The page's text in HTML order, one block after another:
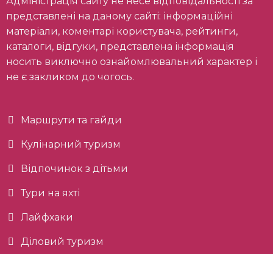
представлені на даному сайті: інформаційні
матеріали, коментарі користувача, рейтинги,
каталоги, відгуки, представлена інформація
носить виключно ознайомлювальний характер і
не є закликом до чогось.
Маршрути та гайди
Кулінарний туризм
Відпочинок з дітьми
Тури на яхті
Лайфхаки
Діловий туризм